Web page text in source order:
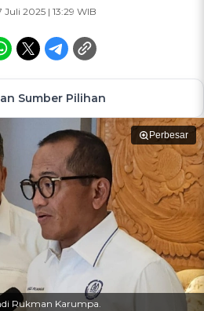
Juli 2025 | 13:29 WIB
Sumber Pilihan
Perbesar
Rukman Karumpa.